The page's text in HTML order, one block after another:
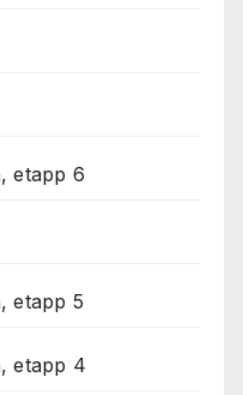
etapp 6
etapp 5
etapp 4